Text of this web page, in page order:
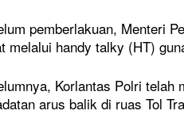
pemberlakuan, Menteri
melalui handy talky (HT)
Korlantas Polri telah
arus balik di ruas Tol